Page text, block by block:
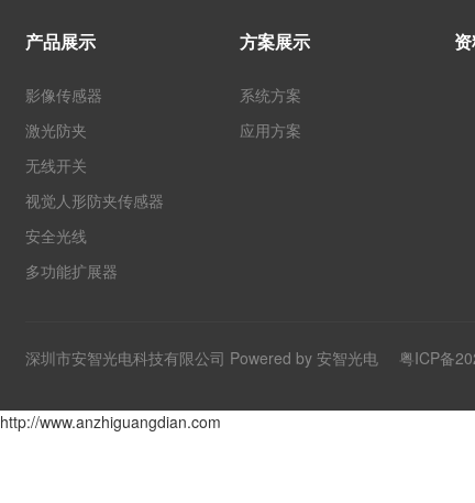
产品展示
影像传感器
激光防夹
无线开关
视觉人形防夹传感器
安全光线
多功能扩展器
方案展示
系统方案
应用方案
深圳市安智光电科技有限公司 Powered by 安智光电 粤ICP备
http://www.anzhiguangdian.com